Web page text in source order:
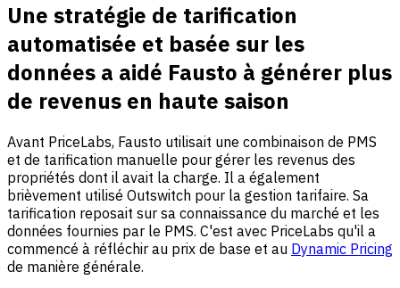
Une stratégie de tarification
automatisée et basée sur les
données a aidé Fausto à générer plus
de revenus en haute saison
Avant PriceLabs, Fausto utilisait une combinaison de PMS
et de tarification manuelle pour gérer les revenus des
propriétés dont il avait la charge. Il a également
brièvement utilisé Outswitch pour la gestion tarifaire. Sa
tarification reposait sur sa connaissance du marché et les
données fournies par le PMS. C'est avec PriceLabs qu'il a
commencé à réfléchir au prix de base et au Dynamic Pricing
de manière générale.